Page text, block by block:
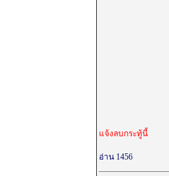
แจ้งลบกระทู้นี้
อ่าน 1456